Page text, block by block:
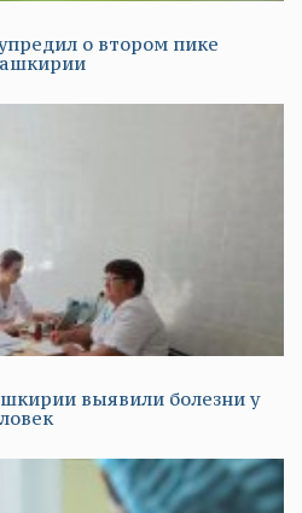
о втором пике
выявили болезни у